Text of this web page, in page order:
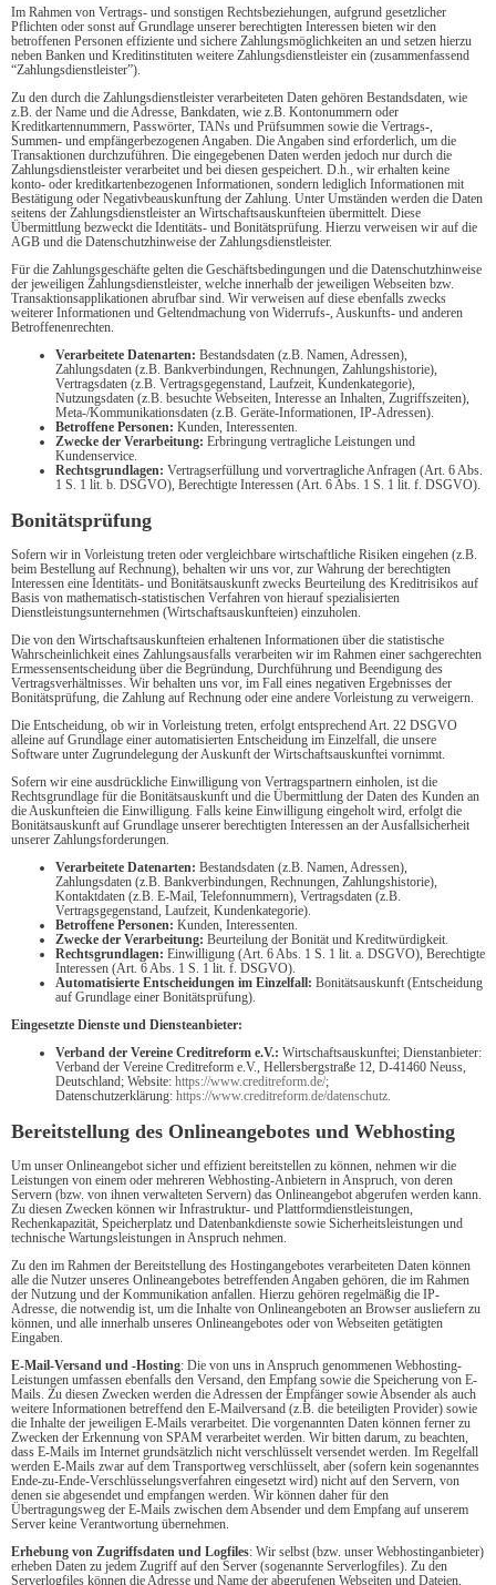
Im Rahmen von Vertrags- und sonstigen Rechtsbeziehungen, aufgrund gesetzlicher
Pflichten oder sonst auf Grundlage unserer berechtigten Interessen bieten wir den
betroffenen Personen effiziente und sichere Zahlungsmöglichkeiten an und setzen hierzu
neben Banken und Kreditinstituten weitere Zahlungsdienstleister ein (zusammenfassend
“Zahlungsdienstleister”).
Zu den durch die Zahlungsdienstleister verarbeiteten Daten gehören Bestandsdaten, wie
z.B. der Name und die Adresse, Bankdaten, wie z.B. Kontonummern oder
Kreditkartennummern, Passwörter, TANs und Prüfsummen sowie die Vertrags-,
Summen- und empfängerbezogenen Angaben. Die Angaben sind erforderlich, um die
Transaktionen durchzuführen. Die eingegebenen Daten werden jedoch nur durch die
Zahlungsdienstleister verarbeitet und bei diesen gespeichert. D.h., wir erhalten keine
konto- oder kreditkartenbezogenen Informationen, sondern lediglich Informationen mit
Bestätigung oder Negativbeauskunftung der Zahlung. Unter Umständen werden die Daten
seitens der Zahlungsdienstleister an Wirtschaftsauskunfteien übermittelt. Diese
Übermittlung bezweckt die Identitäts- und Bonitätsprüfung. Hierzu verweisen wir auf die
AGB und die Datenschutzhinweise der Zahlungsdienstleister.
Für die Zahlungsgeschäfte gelten die Geschäftsbedingungen und die Datenschutzhinweise
der jeweiligen Zahlungsdienstleister, welche innerhalb der jeweiligen Webseiten bzw.
Transaktionsapplikationen abrufbar sind. Wir verweisen auf diese ebenfalls zwecks
weiterer Informationen und Geltendmachung von Widerrufs-, Auskunfts- und anderen
Betroffenenrechten.
Verarbeitete Datenarten: Bestandsdaten (z.B. Namen, Adressen),
Zahlungsdaten (z.B. Bankverbindungen, Rechnungen, Zahlungshistorie),
Vertragsdaten (z.B. Vertragsgegenstand, Laufzeit, Kundenkategorie),
Nutzungsdaten (z.B. besuchte Webseiten, Interesse an Inhalten, Zugriffszeiten),
Meta-/Kommunikationsdaten (z.B. Geräte-Informationen, IP-Adressen).
Betroffene Personen: Kunden, Interessenten.
Zwecke der Verarbeitung: Erbringung vertragliche Leistungen und
Kundenservice.
Rechtsgrundlagen: Vertragserfüllung und vorvertragliche Anfragen (Art. 6 Abs.
1 S. 1 lit. b. DSGVO), Berechtigte Interessen (Art. 6 Abs. 1 S. 1 lit. f. DSGVO).
Bonitätsprüfung
Sofern wir in Vorleistung treten oder vergleichbare wirtschaftliche Risiken eingehen (z.B.
beim Bestellung auf Rechnung), behalten wir uns vor, zur Wahrung der berechtigten
Interessen eine Identitäts- und Bonitätsauskunft zwecks Beurteilung des Kreditrisikos auf
Basis von mathematisch-statistischen Verfahren von hierauf spezialisierten
Dienstleistungsunternehmen (Wirtschaftsauskunfteien) einzuholen.
Die von den Wirtschaftsauskunfteien erhaltenen Informationen über die statistische
Wahrscheinlichkeit eines Zahlungsausfalls verarbeiten wir im Rahmen einer sachgerechten
Ermessensentscheidung über die Begründung, Durchführung und Beendigung des
Vertragsverhältnisses. Wir behalten uns vor, im Fall eines negativen Ergebnisses der
Bonitätsprüfung, die Zahlung auf Rechnung oder eine andere Vorleistung zu verweigern.
Die Entscheidung, ob wir in Vorleistung treten, erfolgt entsprechend Art. 22 DSGVO
alleine auf Grundlage einer automatisierten Entscheidung im Einzelfall, die unsere
Software unter Zugrundelegung der Auskunft der Wirtschaftsauskunftei vornimmt.
Sofern wir eine ausdrückliche Einwilligung von Vertragspartnern einholen, ist die
Rechtsgrundlage für die Bonitätsauskunft und die Übermittlung der Daten des Kunden an
die Auskunfteien die Einwilligung. Falls keine Einwilligung eingeholt wird, erfolgt die
Bonitätsauskunft auf Grundlage unserer berechtigten Interessen an der Ausfallsicherheit
unserer Zahlungsforderungen.
Verarbeitete Datenarten: Bestandsdaten (z.B. Namen, Adressen),
Zahlungsdaten (z.B. Bankverbindungen, Rechnungen, Zahlungshistorie),
Kontaktdaten (z.B. E-Mail, Telefonnummern), Vertragsdaten (z.B.
Vertragsgegenstand, Laufzeit, Kundenkategorie).
Betroffene Personen: Kunden, Interessenten.
Zwecke der Verarbeitung: Beurteilung der Bonität und Kreditwürdigkeit.
Rechtsgrundlagen: Einwilligung (Art. 6 Abs. 1 S. 1 lit. a. DSGVO), Berechtigte
Interessen (Art. 6 Abs. 1 S. 1 lit. f. DSGVO).
Automatisierte Entscheidungen im Einzelfall: Bonitätsauskunft (Entscheidung
auf Grundlage einer Bonitätsprüfung).
Eingesetzte Dienste und Diensteanbieter:
Verband der Vereine Creditreform e.V.: Wirtschaftsauskunftei; Dienstanbieter:
Verband der Vereine Creditreform e.V., Hellersbergstraße 12, D-41460 Neuss,
Deutschland; Website: https://www.creditreform.de/;
Datenschutzerklärung: https://www.creditreform.de/datenschutz.
Bereitstellung des Onlineangebotes und Webhosting
Um unser Onlineangebot sicher und effizient bereitstellen zu können, nehmen wir die
Leistungen von einem oder mehreren Webhosting-Anbietern in Anspruch, von deren
Servern (bzw. von ihnen verwalteten Servern) das Onlineangebot abgerufen werden kann.
Zu diesen Zwecken können wir Infrastruktur- und Plattformdienstleistungen,
Rechenkapazität, Speicherplatz und Datenbankdienste sowie Sicherheitsleistungen und
technische Wartungsleistungen in Anspruch nehmen.
Zu den im Rahmen der Bereitstellung des Hostingangebotes verarbeiteten Daten können
alle die Nutzer unseres Onlineangebotes betreffenden Angaben gehören, die im Rahmen
der Nutzung und der Kommunikation anfallen. Hierzu gehören regelmäßig die IP-
Adresse, die notwendig ist, um die Inhalte von Onlineangeboten an Browser ausliefern zu
können, und alle innerhalb unseres Onlineangebotes oder von Webseiten getätigten
Eingaben.
E-Mail-Versand und -Hosting: Die von uns in Anspruch genommenen Webhosting-
Leistungen umfassen ebenfalls den Versand, den Empfang sowie die Speicherung von E-
Mails. Zu diesen Zwecken werden die Adressen der Empfänger sowie Absender als auch
weitere Informationen betreffend den E-Mailversand (z.B. die beteiligten Provider) sowie
die Inhalte der jeweiligen E-Mails verarbeitet. Die vorgenannten Daten können ferner zu
Zwecken der Erkennung von SPAM verarbeitet werden. Wir bitten darum, zu beachten,
dass E-Mails im Internet grundsätzlich nicht verschlüsselt versendet werden. Im Regelfall
werden E-Mails zwar auf dem Transportweg verschlüsselt, aber (sofern kein sogenanntes
Ende-zu-Ende-Verschlüsselungsverfahren eingesetzt wird) nicht auf den Servern, von
denen sie abgesendet und empfangen werden. Wir können daher für den
Übertragungsweg der E-Mails zwischen dem Absender und dem Empfang auf unserem
Server keine Verantwortung übernehmen.
Erhebung von Zugriffsdaten und Logfiles: Wir selbst (bzw. unser Webhostinganbieter)
erheben Daten zu jedem Zugriff auf den Server (sogenannte Serverlogfiles). Zu den
Serverlogfiles können die Adresse und Name der abgerufenen Webseiten und Dateien,